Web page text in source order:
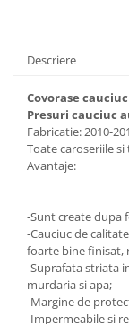
Descriere
Covorase
Presuri cauciuc
Fabricatie: 2010-
Toate caroseriile
Avantaje:
-Sunt create dupa
-Cauciuc de
foarte bine finisat,
-Suprafata striata
murdaria si apa;
-Margine de
-Impermeabile si